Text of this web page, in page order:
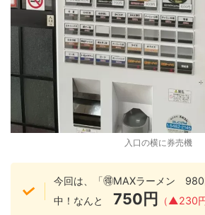
入口の横に券売機
今回は、「🉐MAXラーメン
中！なんと 750円 （▲230